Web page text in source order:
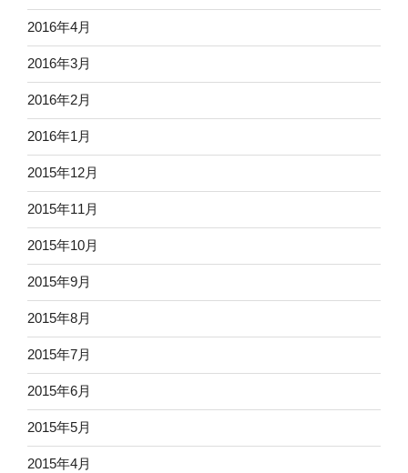
2016年4月
2016年3月
2016年2月
2016年1月
2015年12月
2015年11月
2015年10月
2015年9月
2015年8月
2015年7月
2015年6月
2015年5月
2015年4月